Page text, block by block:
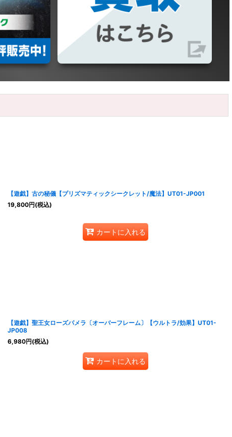
【遊戯】古の秘儀【プリズマティックシークレット/魔法】UT01-JP001
19,800円(税込)
カートに入れる
【遊戯】聖王女ローズパメラ〔オーバーフレーム〕【ウルトラ/効果】UT01-
JP008
6,980円(税込)
カートに入れる